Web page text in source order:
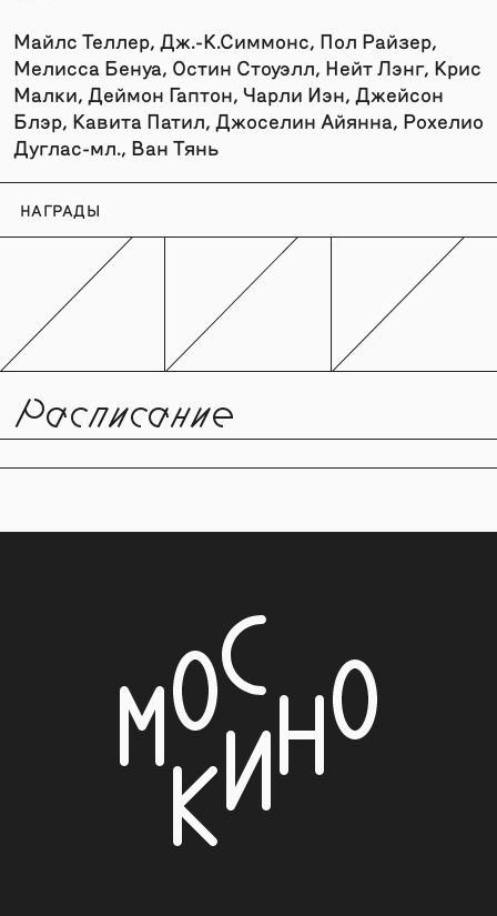
Майлс Теллер, Дж.-К.Симмонс, Пол Райзер,
Мелисса Бенуа, Остин Стоуэлл, Нейт Лэнг, Крис
Малки, Деймон Гаптон, Чарли Иэн, Джейсон
Блэр, Кавита Патил, Джоселин Айянна, Рохелио
Дуглас-мл., Ван Тянь
НАГРАДЫ
Расписание